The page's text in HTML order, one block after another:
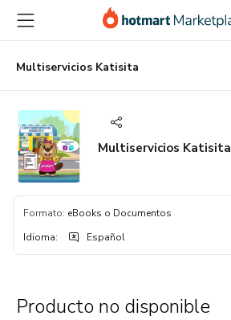
principal
página
de
página
Multiservicios Katisita
Multiservicios Katisita
Formato: eBooks o Documentos
Idioma: Español
Producto no disponible